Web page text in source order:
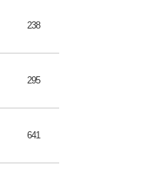
238
295
641